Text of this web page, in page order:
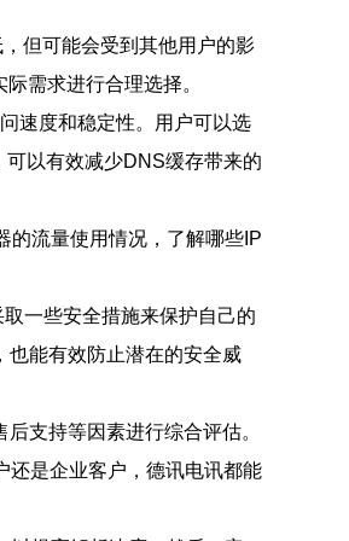
但可能会受到其他用户的影
需求进行合理选择。
速度和稳定性。用户可以选
以有效减少DNS缓存带来的
的流量使用情况，了解哪些IP
一些安全措施来保护自己的
也能有效防止潜在的安全威
支持等因素进行综合评估。
还是企业客户，德讯电讯都能